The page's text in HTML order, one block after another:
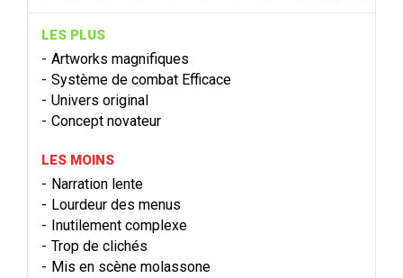
LES PLUS
Artworks magnifiques
Système de combat Efficace
Univers original
Concept novateur
LES MOINS
Narration lente
Lourdeur des menus
Inutilement complexe
Trop de clichés
Mis en scène molassone